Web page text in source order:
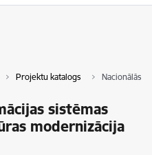
Projektu katalogs Nacionālās
sistēmas
modernizācija